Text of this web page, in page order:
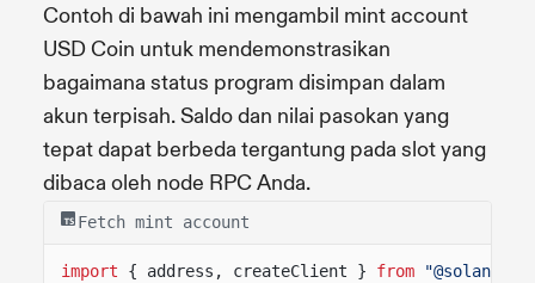
Contoh di bawah ini mengambil mint account
USD Coin untuk mendemonstrasikan
bagaimana status program disimpan dalam
akun terpisah. Saldo dan nilai pasokan yang
tepat dapat berbeda tergantung pada slot yang
dibaca oleh node RPC Anda.
Fetch mint account
import { address, createClient } from
"@solana/